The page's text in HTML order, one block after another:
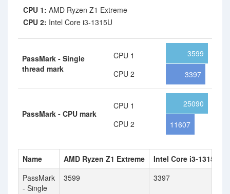
CPU 1: AMD Ryzen Z1 Extreme
CPU 2: Intel Core i3-1315U
PassMark - Single
thread mark
CPU 1
CPU 2
3599
3397
PassMark - CPU mark
CPU 1
CPU 2
25090
11607
Name AMD Ryzen Z1 Extreme
Intel Core i3-1315U
PassMark
- Single
3599 3397